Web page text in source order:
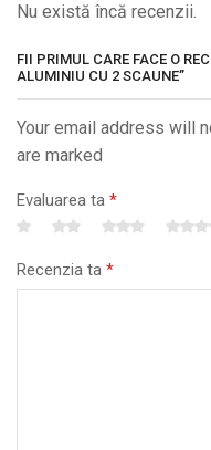
Nu există încă recenzii.
FII PRIMUL CARE FACE O
ALUMINIU CU 2 SCAUNE”
Your email address will
are marked
Evaluarea ta *
Recenzia ta *